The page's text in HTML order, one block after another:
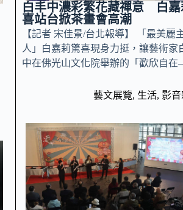
白丰中濃彩繁花藏禪意 白嘉
喜站台掀茶畫會高潮
【記者 宋佳景/台北報導】 「最美麗
人」白嘉莉驚喜現身力挺，讓藝術家
中在佛光山文化院舉辦的「歡欣自
藝文展覽, 生活, 影音